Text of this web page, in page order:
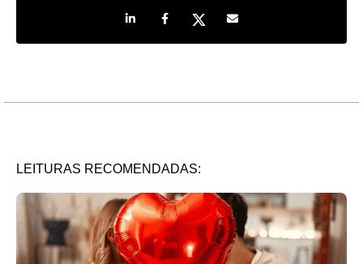
Share on LinkedIn
Share on Facebook
Share on TwitterShare by e-mail
LEITURAS RECOMENDADAS: